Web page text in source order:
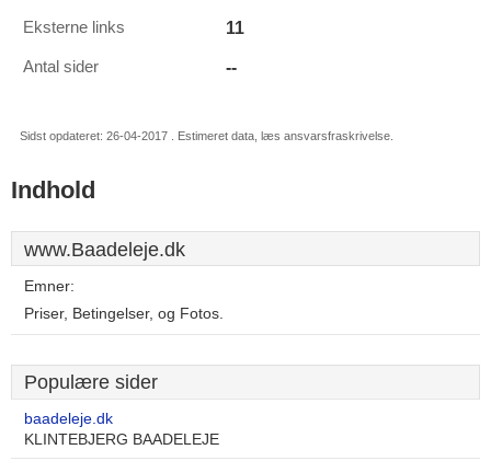
Eksterne links 11
Antal sider --
Sidst opdateret: 26-04-2017 . Estimeret data, læs ansvarsfraskrivelse.
Indhold
www.Baadeleje.dk
Emner:
Priser, Betingelser, og Fotos.
Populære sider
baadeleje.dk
KLINTEBJERG BAADELEJE